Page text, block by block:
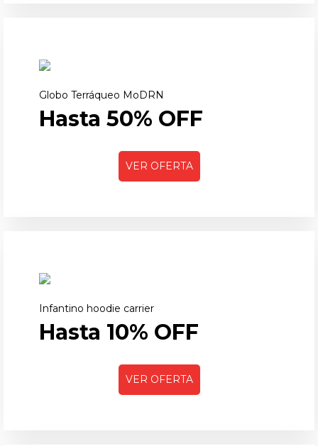
Globo Terráqueo MoDRN
Hasta 50% OFF
VER OFERTA
Infantino hoodie carrier
Hasta 10% OFF
VER OFERTA